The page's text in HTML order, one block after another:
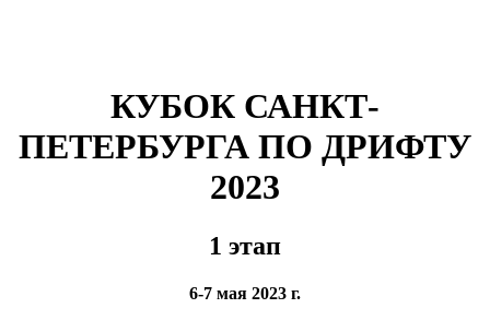
КУБОК САНКТ-
ПЕТЕРБУРГА ПО ДРИФТУ
2023
1 этап
6-7 мая 2023 г.